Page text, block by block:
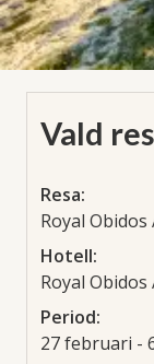
Vald
Resa:
Royal
Hotell:
Royal
Period:
27 februari -